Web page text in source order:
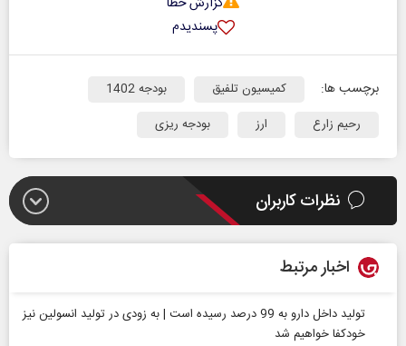
پسندیدم
برچسب ها: کمیسیون تلفیق
بودجه 1402
رحیم زارع
ارز بودجه ریزی
نظرات کاربران
اخبار مرتبط
تولید داخل دارو به 99 درصد رسیده است | به زودی در تولید انسولین نیز
خودکفا خواهیم شد